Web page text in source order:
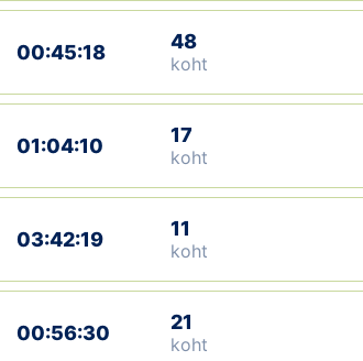
00:45:18 48
koht
01:04:10 17
koht
03:42:19 11
koht
00:56:30 21
koht